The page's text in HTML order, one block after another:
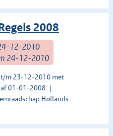
2008
12-2010
24-12-2010
m 23-12-2010 met
01-01-2008
Hollands